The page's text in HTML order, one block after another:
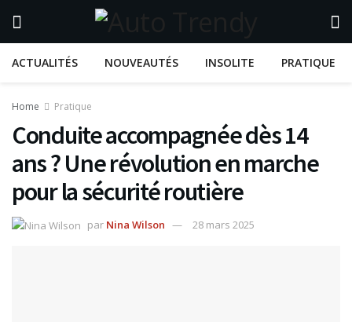
ACTUALITÉS NOUVEAUTÉS INSOLITE PRATIQUE
Home Pratique
Conduite accompagnée dès 14
ans ? Une révolution en marche
pour la sécurité routière
par Nina Wilson 28 mars 2025